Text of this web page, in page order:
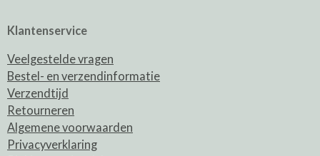
Klantenservice
Veelgestelde vragen
Bestel- en verzendinformatie
Verzendtijd
Retourneren
Algemene voorwaarden
Privacyverklaring